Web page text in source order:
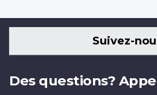
Suivez-
Des questions?